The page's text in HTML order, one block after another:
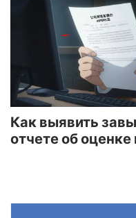
Как выявить
отчете об